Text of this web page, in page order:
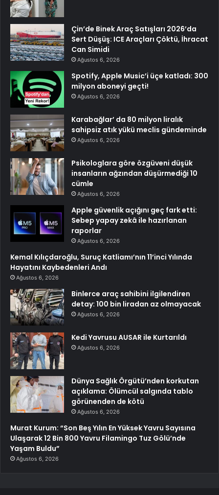
Çin’de Binek Araç Satışları 2026’da
Sert Düşüş: ICE Araçları Çöktü, İhracat
Can Simidi
Ağustos 6, 2026
Spotify, Apple Music’i üçe katladı: 300
milyon aboneyi geçti!
Ağustos 6, 2026
Karabağlar’ da 80 milyon liralık
sahipsiz atık yükü meclis gündeminde
Ağustos 6, 2026
Psikologlara göre özgüveni düşük
insanların ağzından düşürmediği 10
cümle
Ağustos 6, 2026
Apple güvenlik açığını geç fark etti:
Sebep yapay zekâ ile hazırlanan
raporlar
Ağustos 6, 2026
Kemal Kılıçdaroğlu, Suruç Katliamı’nın 11’inci Yılında
Hayatını Kaybedenleri Andı
Ağustos 6, 2026
Binlerce araç sahibini ilgilendiren
detay: 100 bin liradan az olmayacak
Ağustos 6, 2026
Kedi Yavrusu AUSAR ile Kurtarıldı
Ağustos 6, 2026
Dünya Sağlık Örgütü’nden korkutan
açıklama: Ölümcül salgında tablo
görünenden de kötü
Ağustos 6, 2026
Murat Kurum: “Son Beş Yılın En Yüksek Yavru Sayısına
Ulaşarak 12 Bin 800 Yavru Filamingo Tuz Gölü’nde
Yaşam Buldu”
Ağustos 6, 2026